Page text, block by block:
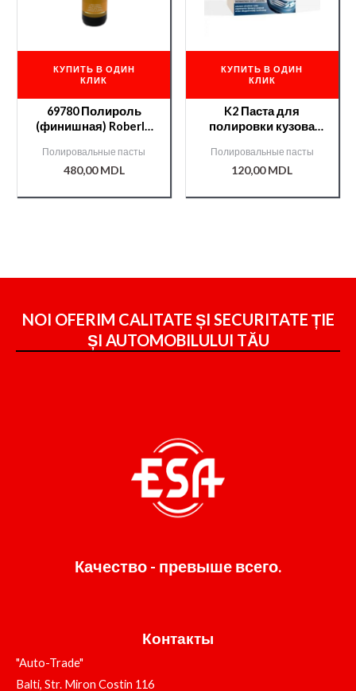
КУПИТЬ В ОДИН
КЛИК
69780 Полироль
(финишная) Roberlo
Полировальные пасты
480,00MDL
КУПИТЬ В ОДИН
КЛИК
K2 Паста для
полировки кузова
Полировальные пасты
120,00MDL
NOI OFERIM CALITATE ȘI SECURITATE ȚIE
ȘI AUTOMOBILULUI TĂU
Качество - превыше всего.
Контакты
"Auto-Trade"
Balti, Str. Miron Costin 116